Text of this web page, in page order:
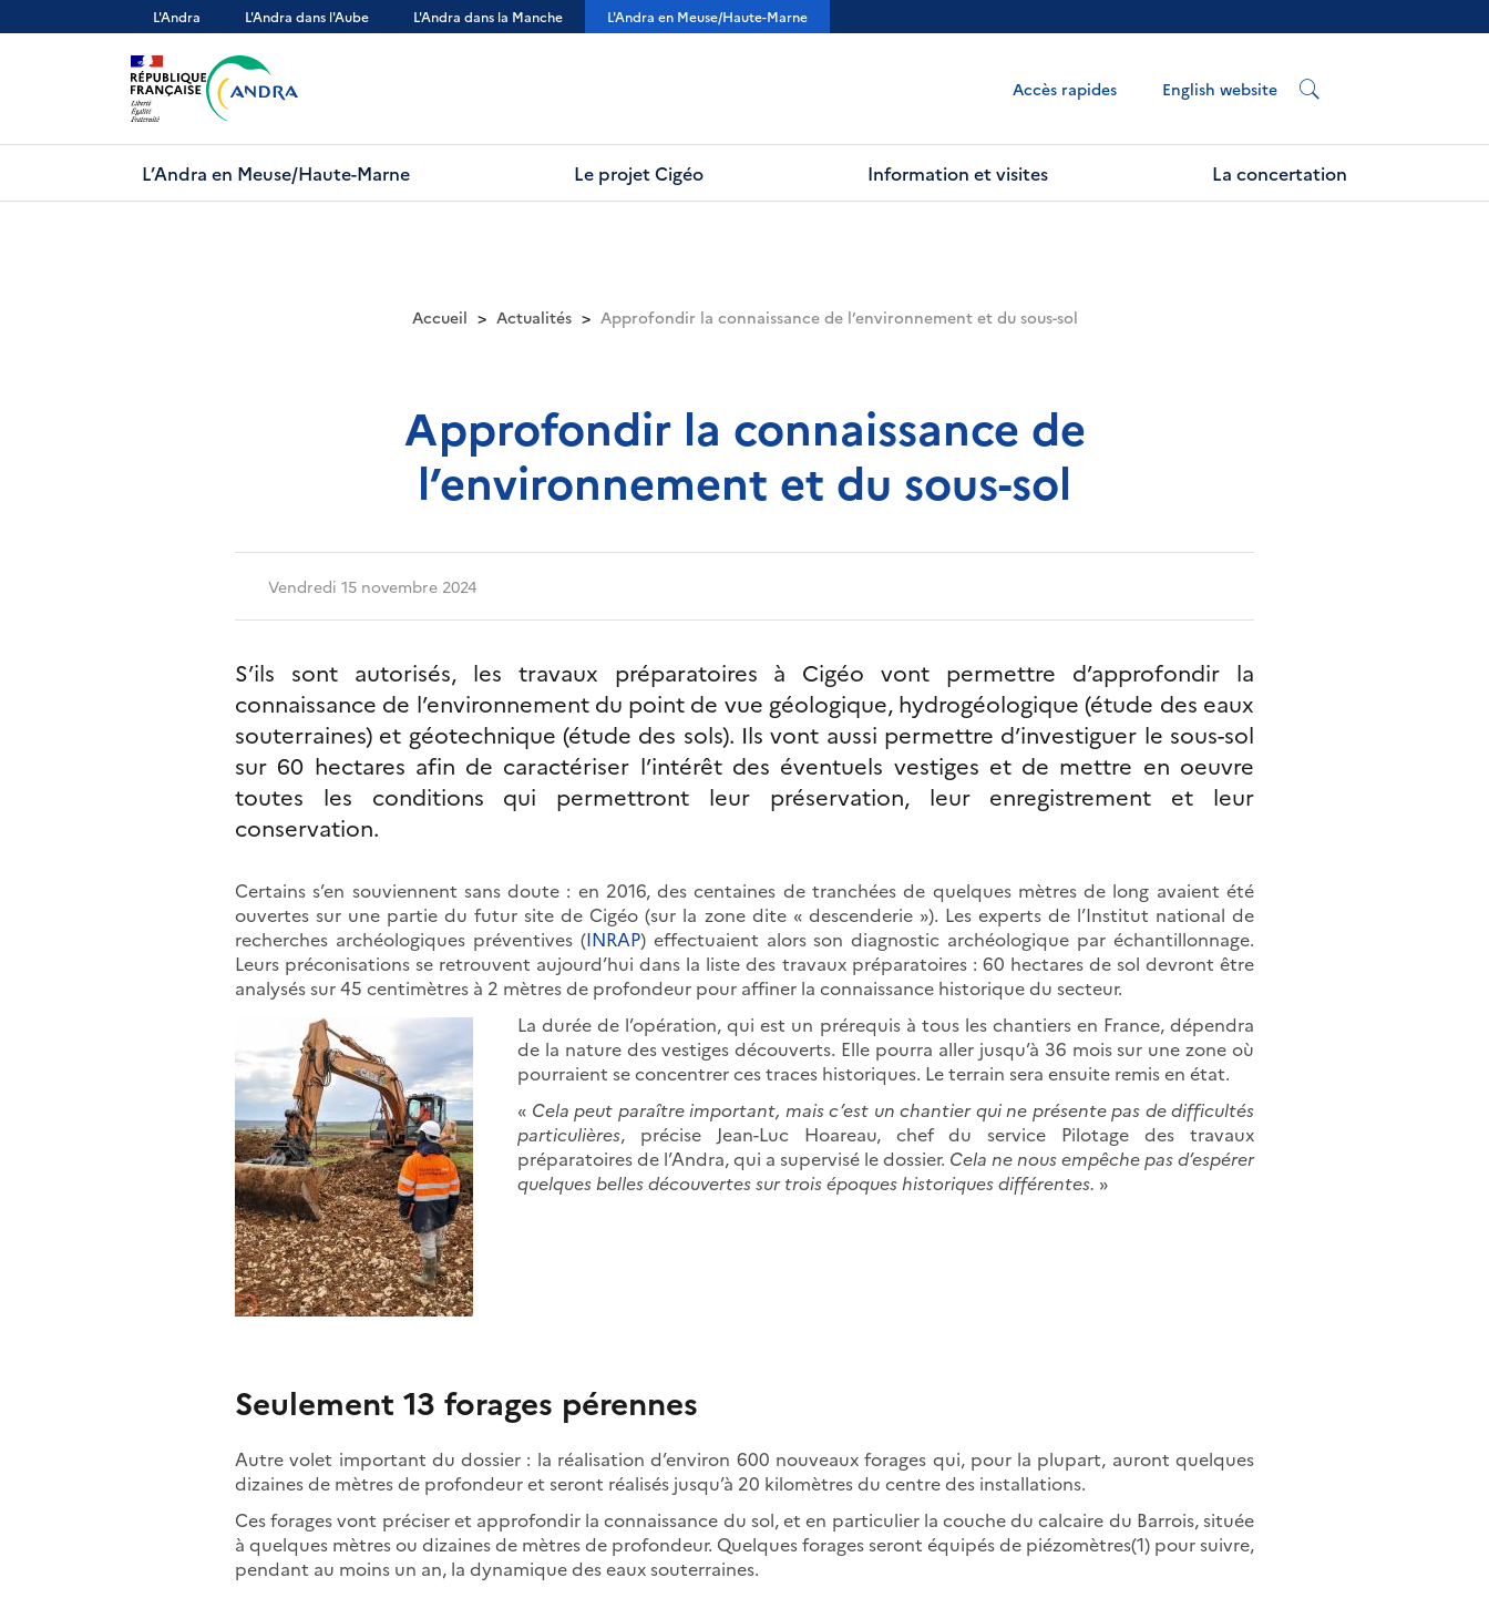
au
L'Andra L'Andra dans l'Aube L'Andra dans la Manche L'Andra en Meuse/Haute-Marne
Accès rapides English website
L’Andra en Meuse/Haute-Marne Le projet Cigéo Information et visites La concertation
Accueil Actualités Approfondir la connaissance de l’environnement et du sous-sol
Approfondir la connaissance de
l’environnement et du sous-sol
Vendredi 15 novembre 2024
S’ils sont autorisés, les travaux préparatoires à Cigéo vont permettre d’approfondir la
connaissance de l’environnement du point de vue géologique, hydrogéologique (étude des eaux
souterraines) et géotechnique (étude des sols). Ils vont aussi permettre d’investiguer le sous-sol
sur 60 hectares afin de caractériser l’intérêt des éventuels vestiges et de mettre en oeuvre
toutes les conditions qui permettront leur préservation, leur enregistrement et leur
conservation.
Certains s’en souviennent sans doute : en 2016, des centaines de tranchées de quelques mètres de long avaient été
ouvertes sur une partie du futur site de Cigéo (sur la zone dite « descenderie »). Les experts de l’Institut national de
recherches archéologiques préventives (INRAP) effectuaient alors son diagnostic archéologique par échantillonnage.
Leurs préconisations se retrouvent aujourd’hui dans la liste des travaux préparatoires : 60 hectares de sol devront être
analysés sur 45 centimètres à 2 mètres de profondeur pour affiner la connaissance historique du secteur.
La durée de l’opération, qui est un prérequis à tous les chantiers en France, dépendra
de la nature des vestiges découverts. Elle pourra aller jusqu’à 36 mois sur une zone où
pourraient se concentrer ces traces historiques. Le terrain sera ensuite remis en état.
« Cela peut paraître important, mais c’est un chantier qui ne présente pas de difficultés
particulières, précise Jean-Luc Hoareau, chef du service Pilotage des travaux
préparatoires de l’Andra, qui a supervisé le dossier. Cela ne nous empêche pas d’espérer
quelques belles découvertes sur trois époques historiques différentes. »
Seulement 13 forages pérennes
Autre volet important du dossier : la réalisation d’environ 600 nouveaux forages qui, pour la plupart, auront quelques
dizaines de mètres de profondeur et seront réalisés jusqu’à 20 kilomètres du centre des installations.
Ces forages vont préciser et approfondir la connaissance du sol, et en particulier la couche du calcaire du Barrois, située
à quelques mètres ou dizaines de mètres de profondeur. Quelques forages seront équipés de piézomètres(1) pour suivre,
pendant au moins un an, la dynamique des eaux souterraines.